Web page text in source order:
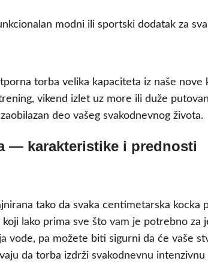
modni ili sportski dodatak za
torba velika kapaciteta iz naše
vikend izlet uz more ili duže
deo vašeg svakodnevnog života.
— karakteristike i prednosti
tako da svaka centimetarska kocka
lako prima sve što vam je potrebno
vode, pa možete biti sigurni da će vaše
da torba izdrži svakodnevnu